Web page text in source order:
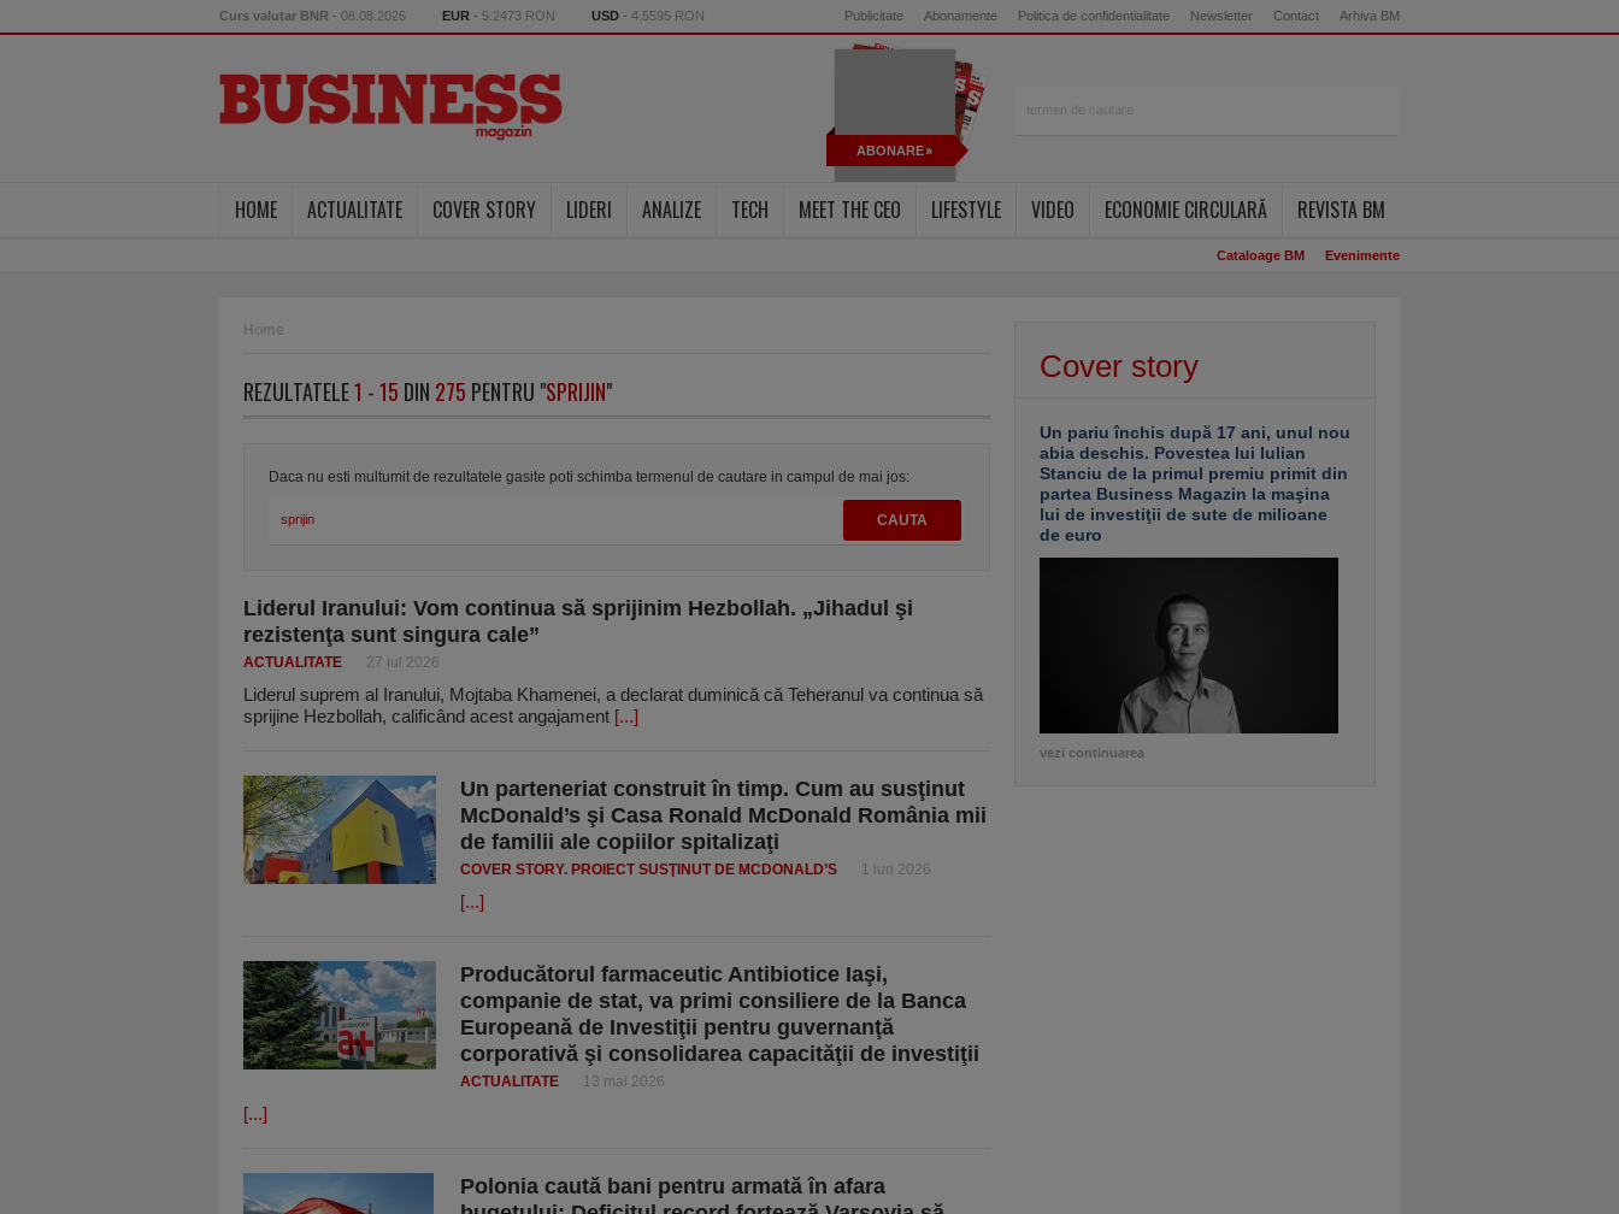
Curs valutar BNR - 08.08.2026 EUR - 5.2473 RON USD - 4.5595 RON Publicitate Abonamente Politica de confidentialitate Newsletter Contact Arhiva BM
ABONARE
HOME ACTUALITATE COVER STORY LIDERI ANALIZE TECH MEET THE CEO LIFESTYLE VIDEO ECONOMIE CIRCULARĂ REVISTA BM
Cataloage BM Evenimente
Home
REZULTATELE1 - 15 DIN 275 PENTRU "SPRIJIN"
Daca nu esti multumit de rezultatele gasite poti schimba termenul de cautare in campul de mai jos:
Liderul Iranului: Vom continua să sprijinim Hezbollah. „Jihadul şi
rezistenţa sunt singura cale”
ACTUALITATE 27 iul 2026
Liderul suprem al Iranului, Mojtaba Khamenei, a declarat duminică că Teheranul va continua să
sprijine Hezbollah, calificând acest angajament [...]
Un parteneriat construit în timp. Cum au susţinut
McDonald’s şi Casa Ronald McDonald România mii
de familii ale copiilor spitalizaţi
COVER STORY. PROIECT SUSŢINUT DE MCDONALD’S 1 iun 2026
[...]
Producătorul farmaceutic Antibiotice Iaşi,
companie de stat, va primi consiliere de la Banca
Europeană de Investiţii pentru guvernanţă
corporativă şi consolidarea capacităţii de investiţii
ACTUALITATE 13 mai 2026
[...]
Polonia caută bani pentru armată în afara
Cover story
Un pariu închis după 17 ani, unul nou
abia deschis. Povestea lui Iulian
Stanciu de la primul premiu primit din
partea Business Magazin la maşina
lui de investiţii de sute de milioane
de euro
vezi continuarea